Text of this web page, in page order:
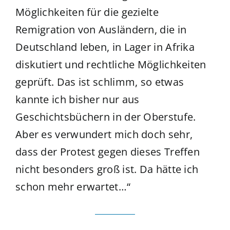
Möglichkeiten für die gezielte
Remigration von Ausländern, die in
Deutschland leben, in Lager in Afrika
diskutiert und rechtliche Möglichkeiten
geprüft. Das ist schlimm, so etwas
kannte ich bisher nur aus
Geschichtsbüchern in der Oberstufe.
Aber es verwundert mich doch sehr,
dass der Protest gegen dieses Treffen
nicht besonders groß ist. Da hätte ich
schon mehr erwartet…“